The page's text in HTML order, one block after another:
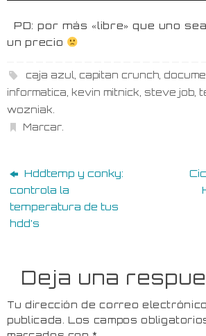
PD: por más «libre» que uno
un precio
caja azul capitan crunch,
informatica
kevin mitnick steve job
wozniak
Marcar.
Hddtemp y conky:
controla la
temperatura de tus
hdd’s
Deja una
Tu dirección de correo
publicada.
Los campos